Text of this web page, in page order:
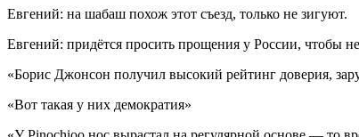
Евгений: на шабаш похож этот съезд, только не зигуют.
Евгений: придётся просить прощения у России, чтобы
«Борис Джонсон получил высокий рейтинг доверия,
«Вот такая у них демократия»